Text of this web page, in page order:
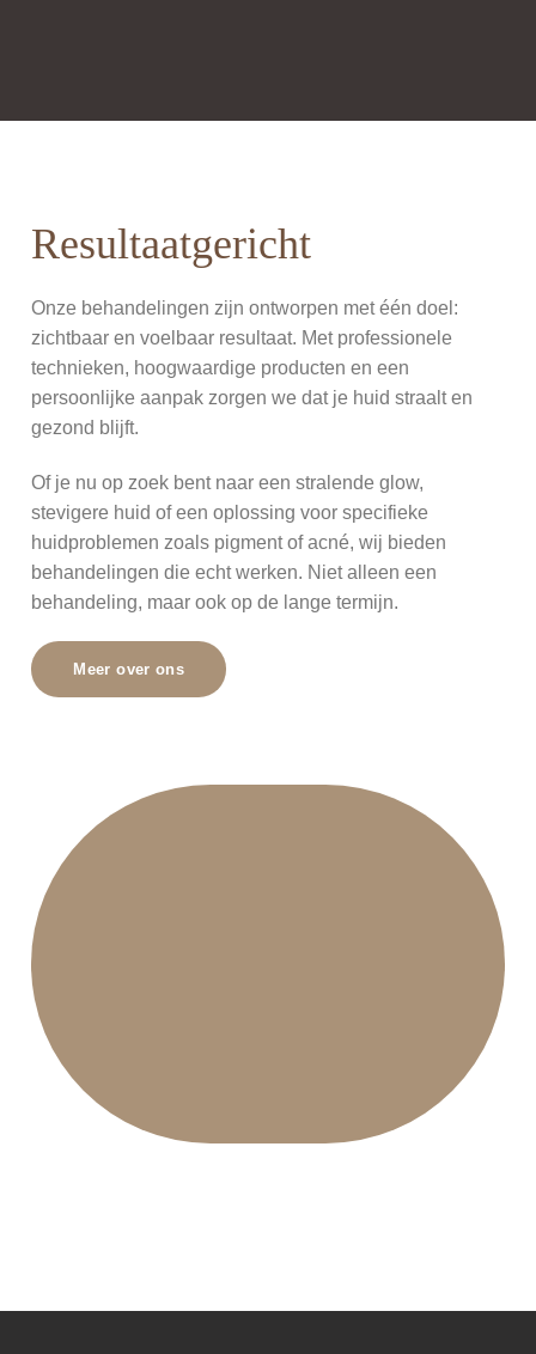
Resultaatgericht
Onze behandelingen zijn ontworpen met één doel:
zichtbaar en voelbaar resultaat. Met professionele
technieken, hoogwaardige producten en een
persoonlijke aanpak zorgen we dat je huid straalt en
gezond blijft.
Of je nu op zoek bent naar een stralende glow,
stevigere huid of een oplossing voor specifieke
huidproblemen zoals pigment of acné, wij bieden
behandelingen die echt werken. Niet alleen een
behandeling, maar ook op de lange termijn.
Meer over ons